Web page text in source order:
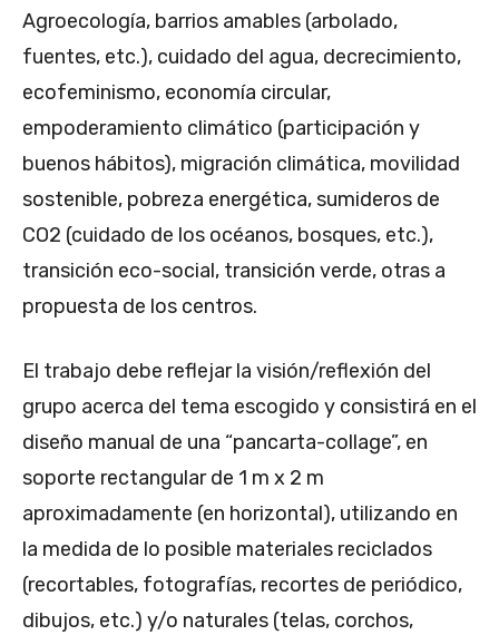
Agroecología, barrios amables (arbolado,
fuentes, etc.), cuidado del agua, decrecimiento,
ecofeminismo, economía circular,
empoderamiento climático (participación y
buenos hábitos), migración climática, movilidad
sostenible, pobreza energética, sumideros de
CO2 (cuidado de los océanos, bosques, etc.),
transición eco-social, transición verde, otras a
propuesta de los centros.
El trabajo debe reflejar la visión/reflexión del
grupo acerca del tema escogido y consistirá en el
diseño manual de una “pancarta-collage”, en
soporte rectangular de 1 m x 2 m
aproximadamente (en horizontal), utilizando en
la medida de lo posible materiales reciclados
(recortables, fotografías, recortes de periódico,
dibujos, etc.) y/o naturales (telas, corchos,